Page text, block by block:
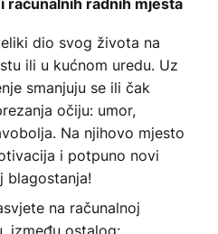
računalnih radnih mjesta
dio svog života na
ili u kućnom uredu. Uz
smanjuju se ili čak
očiju: umor,
Na njihovo mjesto
i potpuno novi
blagostanja!
na računalnoj